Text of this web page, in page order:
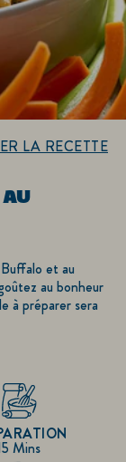
LA RECETTE
et au
au bonheur
à préparer sera
Mins